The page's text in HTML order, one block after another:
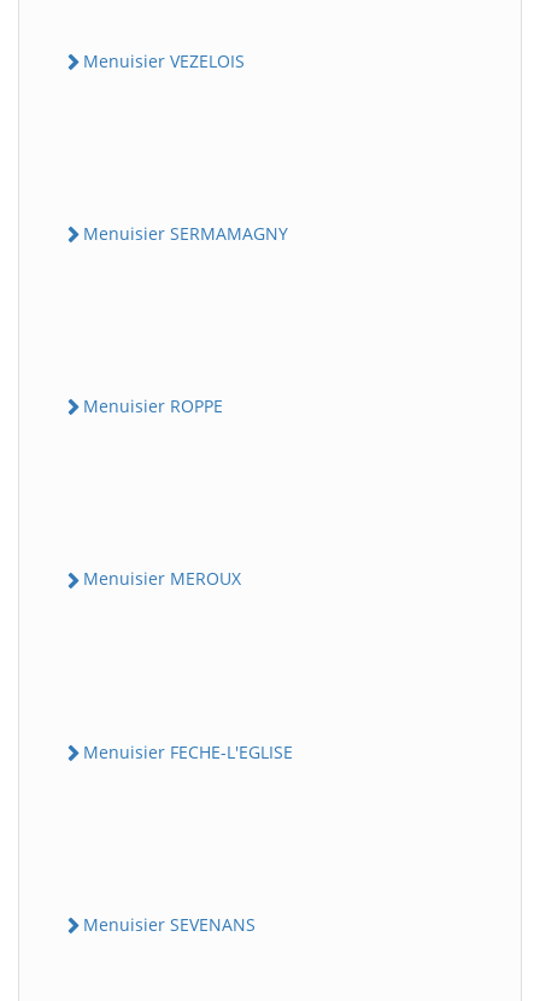
Menuisier VEZELOIS
Menuisier SERMAMAGNY
Menuisier ROPPE
Menuisier MEROUX
Menuisier FECHE-L'EGLISE
Menuisier SEVENANS